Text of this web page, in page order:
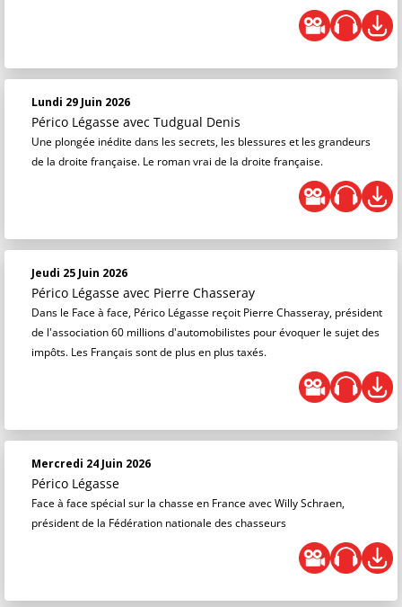
Lundi 29 Juin 2026
Périco Légasse avec Tudgual Denis
Une plongée inédite dans les secrets, les blessures et les grandeurs
de la droite française. Le roman vrai de la droite française.
Jeudi 25 Juin 2026
Périco Légasse avec Pierre Chasseray
Dans le Face à face, Périco Légasse reçoit Pierre Chasseray, président
de l'association 60 millions d'automobilistes pour évoquer le sujet des
impôts. Les Français sont de plus en plus taxés.
Mercredi 24 Juin 2026
Périco Légasse
Face à face spécial sur la chasse en France avec Willy Schraen,
président de la Fédération nationale des chasseurs